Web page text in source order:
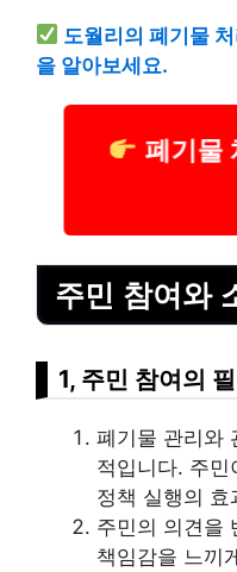
도월리의 폐기물
을 알아보세요.
폐기물
주민 참여와
1, 주민 참여의
폐기물 관리와
적입니다. 주
정책 실행의
주민의 의견을
책임감을 느끼